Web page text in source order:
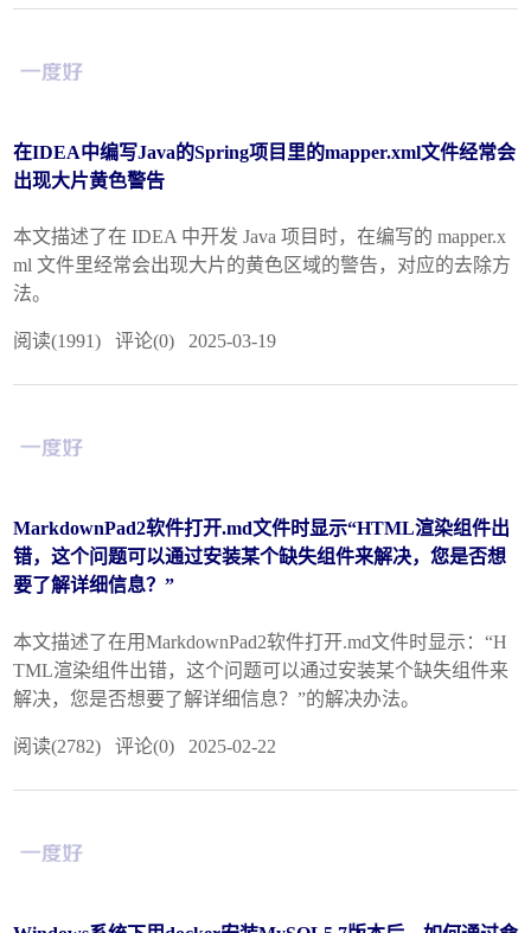
在IDEA中编写Java的Spring项目里的mapper.xml文件经常会
出现大片黄色警告
本文描述了在 IDEA 中开发 Java 项目时，在编写的 mapper.x
ml 文件里经常会出现大片的黄色区域的警告，对应的去除方
法。
阅读(1991) 评论(0) 2025-03-19
MarkdownPad2软件打开.md文件时显示“HTML渲染组件出
错，这个问题可以通过安装某个缺失组件来解决，您是否想
要了解详细信息？”
本文描述了在用MarkdownPad2软件打开.md文件时显示：“H
TML渲染组件出错，这个问题可以通过安装某个缺失组件来
解决，您是否想要了解详细信息？”的解决办法。
阅读(2782) 评论(0) 2025-02-22